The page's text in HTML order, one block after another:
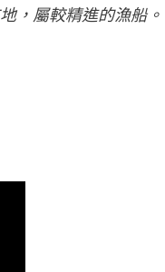
，屬較精進的漁船。